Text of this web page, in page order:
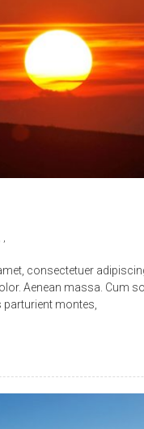
,
consectetuer
Aenean massa. Cum
montes,